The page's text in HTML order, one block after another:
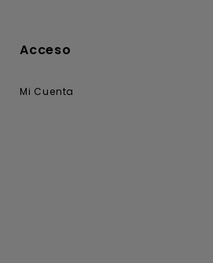
Acceso
Mi Cuenta